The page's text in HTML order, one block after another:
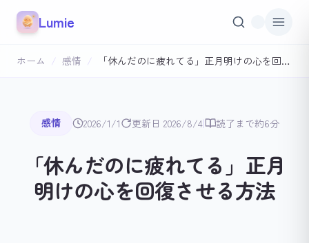
本文へスキップ
Lumie
ホーム / 感情 / 「休んだのに疲れてる」正月明けの心を回復させる方法
感情 2026/1/1 更新日 2026/8/4| 読了まで約6分
「休んだのに疲れてる」正月
明けの心を回復させる方法